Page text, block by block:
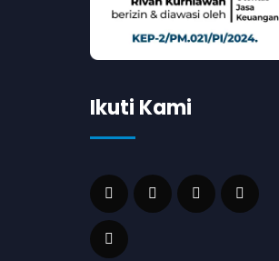
Ikuti Kami